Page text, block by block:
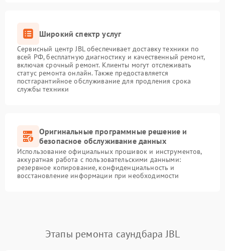
Широкий спектр услуг
Сервисный центр JBL обеспечивает доставку техники по
всей РФ, бесплатную диагностику и качественный ремонт,
включая срочный ремонт. Клиенты могут отслеживать
статус ремонта онлайн. Также предоставляется
постгарантийное обслуживание для продления срока
службы техники
Оригинальные программные решение и
безопасное обслуживание данных
Использование официальных прошивок и инструментов,
аккуратная работа с пользовательскими данными:
резервное копирование, конфиденциальность и
восстановление информации при необходимости
Этапы ремонта саундбара JBL